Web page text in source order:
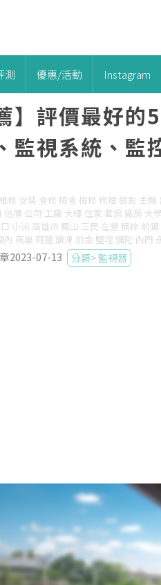
測 優惠/活動 Instagram
】評價最好
監視系統、監
修 安裝 查修 檢查 檢修 修理 錄影 主
估價 公司 工廠 大樓 住家 套房 廠房
小米 高雄市 鳳山 三民 左營 楠梓 前
內 燕巢 阿蓮 旗津 前金 鹽埕 彌陀 內門
2023-07-13 分類>監視器